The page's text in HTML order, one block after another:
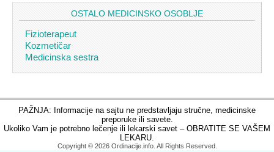
OSTALO MEDICINSKO OSOBLJE
Fizioterapeut
Kozmetičar
Medicinska sestra
PAŽNJA: Informacije na sajtu ne predstavljaju stručne, medicinske
preporuke ili savete.
Ukoliko Vam je potrebno lečenje ili lekarski savet – OBRATITE SE VAŠEM
LEKARU.
Copyright © 2026 Ordinacije.info. All Rights Reserved.